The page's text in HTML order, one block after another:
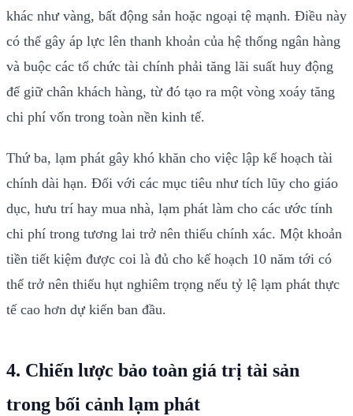
khác như vàng, bất động sản hoặc ngoại tệ mạnh. Điều này
có thể gây áp lực lên thanh khoản của hệ thống ngân hàng
và buộc các tổ chức tài chính phải tăng lãi suất huy động
để giữ chân khách hàng, từ đó tạo ra một vòng xoáy tăng
chi phí vốn trong toàn nền kinh tế.
Thứ ba, lạm phát gây khó khăn cho việc lập kế hoạch tài
chính dài hạn. Đối với các mục tiêu như tích lũy cho giáo
dục, hưu trí hay mua nhà, lạm phát làm cho các ước tính
chi phí trong tương lai trở nên thiếu chính xác. Một khoản
tiền tiết kiệm được coi là đủ cho kế hoạch 10 năm tới có
thể trở nên thiếu hụt nghiêm trọng nếu tỷ lệ lạm phát thực
tế cao hơn dự kiến ban đầu.
4. Chiến lược bảo toàn giá trị tài sản
trong bối cảnh lạm phát